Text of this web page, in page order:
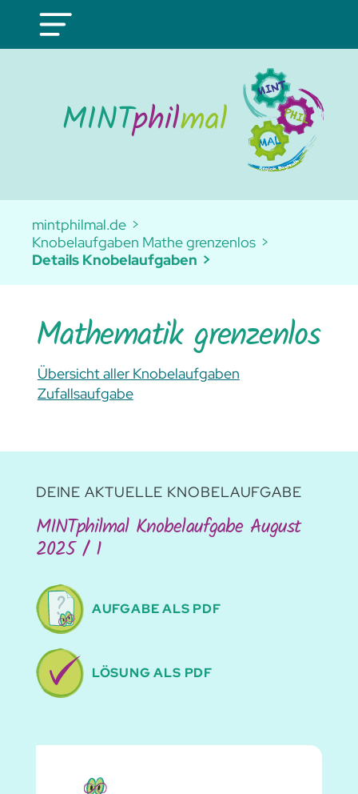
mintphilmal.de
Knobelaufgaben Mathe grenzenlos
Details Knobelaufgaben
Mathematik grenzenlos
Übersicht aller Knobelaufgaben
Zufallsaufgabe
DEINE AKTUELLE KNOBELAUFGABE
MINTphilmal Knobelaufgabe August
2025 / 1
AUFGABE ALS PDF
LÖSUNG ALS PDF